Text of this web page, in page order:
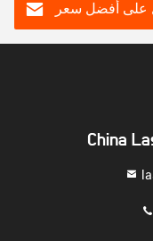
على أفضل سعر
China